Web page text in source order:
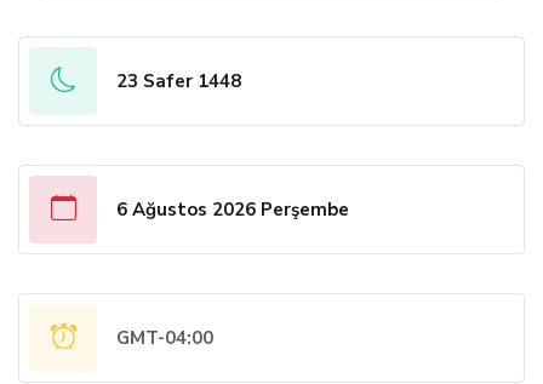
23 Safer 1448
6 Ağustos 2026 Perşembe
GMT-04:00